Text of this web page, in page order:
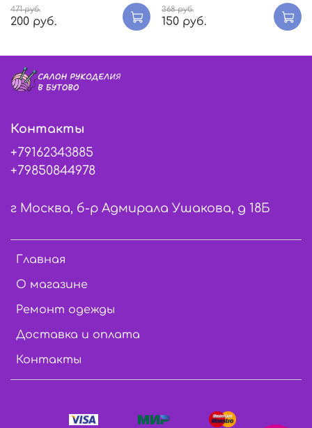
471 руб.
200 руб.
368 руб.
150 руб.
Главная
О магазине
Ремонт одежды
Доставка и оплата
Контакты
Контакты
+79162343885
+79850844978
г Москва, б-р Адмирала Ушакова, д 18Б